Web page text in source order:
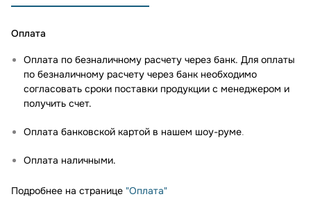
Оплата
Оплата по безналичному расчету через банк. Для оплаты
по безналичному расчету через банк необходимо
согласовать сроки поставки продукции с менеджером и
получить счет.
Оплата банковской картой в нашем шоу-руме.
Оплата наличными.
Подробнее на странице "Оплата"